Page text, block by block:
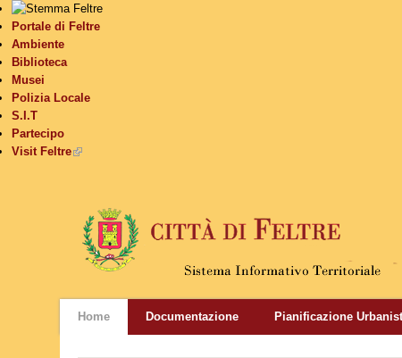
Portale di Feltre
Ambiente
Biblioteca
Musei
Polizia Locale
S.I.T
Partecipo
Visit Feltre(link is external)
Home Documentazione Pianificazione